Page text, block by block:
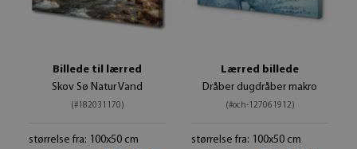
Billede til lærred
Skov Sø Natur Vand
(#182031170)
størrelse fra: 100x50 cm
Lærred billede
Dråber dugdråber makro
(#och-127061912)
størrelse fra: 100x50 cm